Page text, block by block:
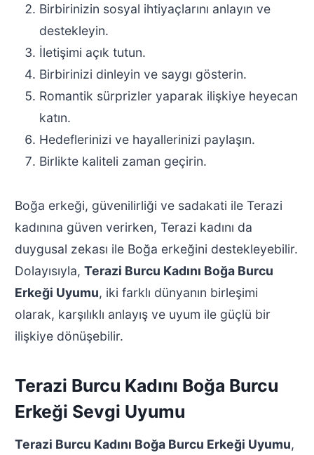
Birbirinizin sosyal ihtiyaçlarını anlayın ve
destekleyin.
İletişimi açık tutun.
Birbirinizi dinleyin ve saygı gösterin.
Romantik sürprizler yaparak ilişkiye heyecan
katın.
Hedeflerinizi ve hayallerinizi paylaşın.
Birlikte kaliteli zaman geçirin.
Boğa erkeği, güvenilirliği ve sadakati ile Terazi
kadınına güven verirken, Terazi kadını da
duygusal zekası ile Boğa erkeğini destekleyebilir.
Dolayısıyla, Terazi Burcu Kadını Boğa Burcu
Erkeği Uyumu, iki farklı dünyanın birleşimi
olarak, karşılıklı anlayış ve uyum ile güçlü bir
ilişkiye dönüşebilir.
Terazi Burcu Kadını Boğa Burcu
Erkeği Sevgi Uyumu
Terazi Burcu Kadını Boğa Burcu Erkeği Uyumu,